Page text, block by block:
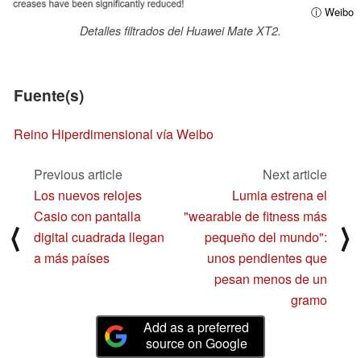
ⓘ Weibo
Detalles filtrados del Huawei Mate XT2.
Fuente(s)
Reino Hiperdimensional vía Weibo
⟨
Previous article
Los nuevos relojes
Casio con pantalla
digital cuadrada llegan
a más países
Next article
Lumia estrena el
"wearable de fitness más
pequeño del mundo":
unos pendientes que
pesan menos de un
gramo
⟩
Add as a preferred
source on Google